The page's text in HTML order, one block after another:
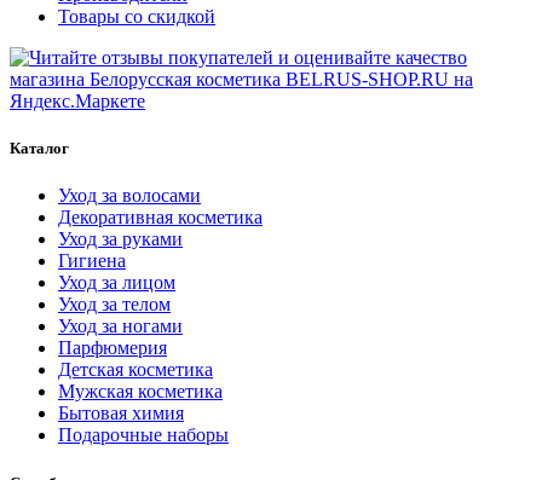
Товары со скидкой
Каталог
Уход за волосами
Декоративная косметика
Уход за руками
Гигиена
Уход за лицом
Уход за телом
Уход за ногами
Парфюмерия
Детская косметика
Мужская косметика
Бытовая химия
Подарочные наборы